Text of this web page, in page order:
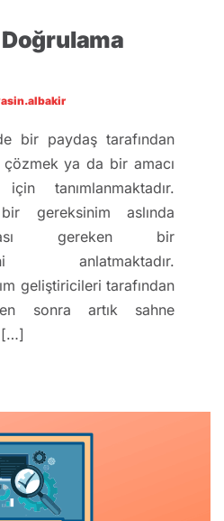
bir paydaş tarafından
ya da bir amacı
tanımlanmaktadır.
gereksinim aslında
gereken bir
anlatmaktadır.
geliştiricileri tarafından
sonra artık sahne
[…]